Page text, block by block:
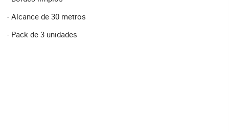
- Alcance de 30 metros
- Pack de 3 unidades